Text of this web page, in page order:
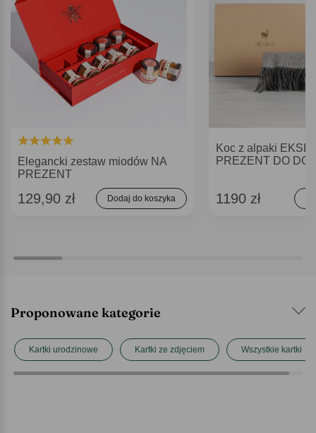
Elegancki zestaw miodów NA
PREZENT
129,90 zł Dodaj do koszyka
Koc z alpaki
PREZENT DO
1190 zł
Proponowane kategorie
Kartki urodzinowe Kartki ze zdjęciem Wszystkie kartki